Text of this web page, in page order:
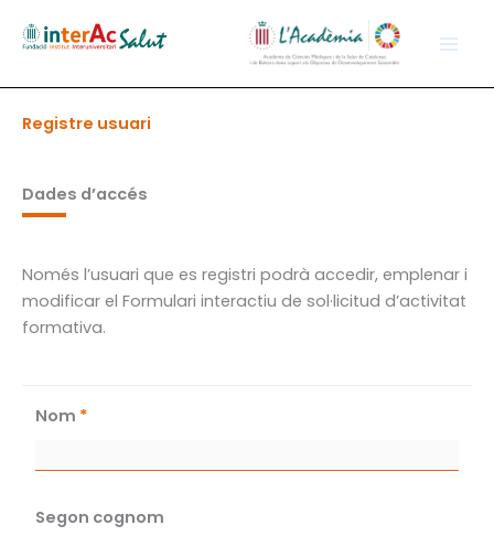
Registre usuari
Dades d’accés
Només l’usuari que es registri podrà accedir, emplenar i
modificar el Formulari interactiu de sol·licitud d’activitat
formativa.
Nom *
Segon cognom